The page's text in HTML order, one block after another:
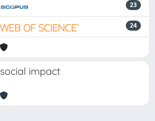
23
24
social impact